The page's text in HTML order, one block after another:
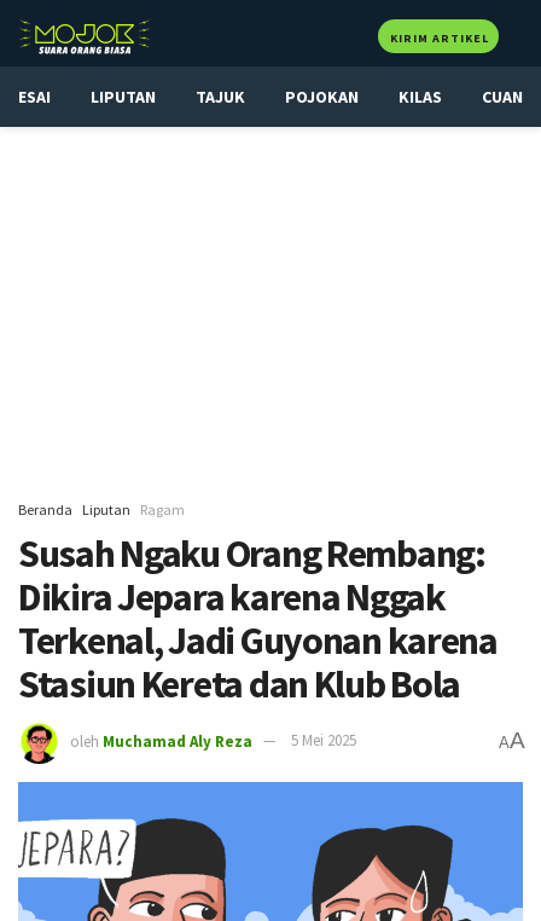
KIRIM ARTIKEL
ESAI LIPUTAN TAJUK POJOKAN KILAS CUAN
Beranda Liputan Ragam
Susah Ngaku Orang Rembang:
Dikira Jepara karena Nggak
Terkenal, Jadi Guyonan karena
Stasiun Kereta dan Klub Bola
oleh Muchamad Aly Reza 5 Mei 2025 AA